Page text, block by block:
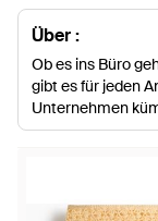
Über :
Ob es ins Büro
gibt es für jeden
Unternehmen
die Bedürfnisse
dieser Kollektion